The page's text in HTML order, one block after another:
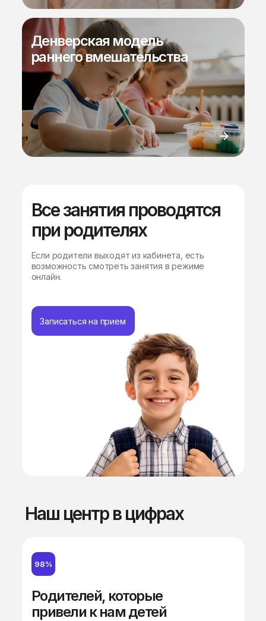
Денверская модель
раннего вмешательства
Все занятия проводятся
при родителях
Если родители выходят из кабинета, есть
возможность смотреть занятия в режиме
онлайн.
Записаться на прием
Наш центр в цифрах
98%
Родителей, которые
привели к нам детей